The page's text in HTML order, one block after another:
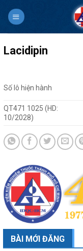
Lacidipin
Số lô hiện hành
QT471 1025 (HD:
10/2028)
BÀI MỚI ĐĂNG